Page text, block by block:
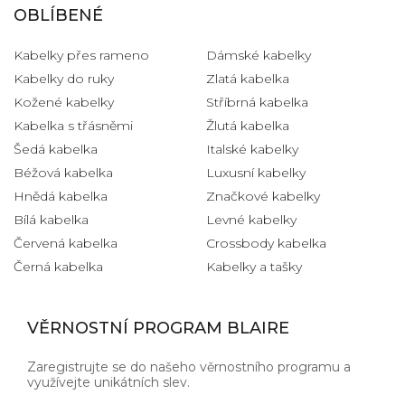
OBLÍBENÉ
Kabelky přes rameno
Kabelky do ruky
Kožené kabelky
Kabelka s třásněmi
Šedá kabelka
Béžová kabelka
Hnědá kabelka
Bílá kabelka
Červená kabelka
Černá kabelka
Dámské kabelky
Zlatá kabelka
Stříbrná kabelka
Žlutá kabelka
Italské kabelky
Luxusní kabelky
Značkové kabelky
Levné kabelky
Crossbody kabelka
Kabelky a tašky
VĚRNOSTNÍ PROGRAM BLAIRE
Zaregistrujte se do našeho věrnostního programu a
využívejte unikátních slev.